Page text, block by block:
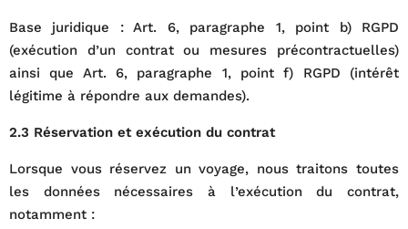
Base juridique : Art. 6, paragraphe 1, point b) RGPD
(exécution d’un contrat ou mesures précontractuelles)
ainsi que Art. 6, paragraphe 1, point f) RGPD (intérêt
légitime à répondre aux demandes).
2.3 Réservation et exécution du contrat
Lorsque vous réservez un voyage, nous traitons toutes
les données nécessaires à l’exécution du contrat,
notamment :